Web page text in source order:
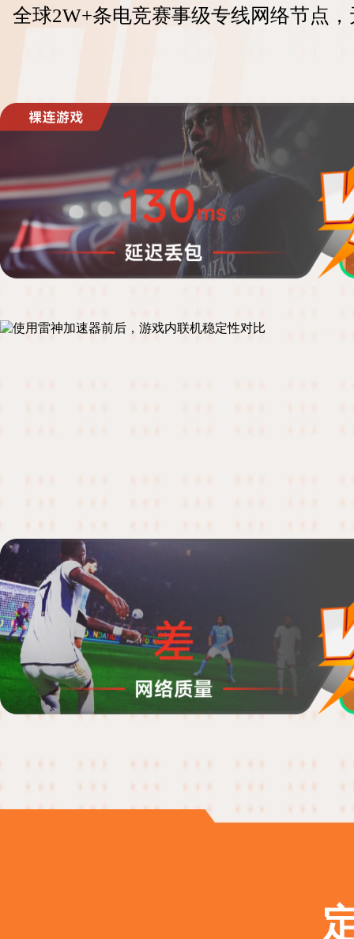
全球2W+条电竞赛事级专线网络节点